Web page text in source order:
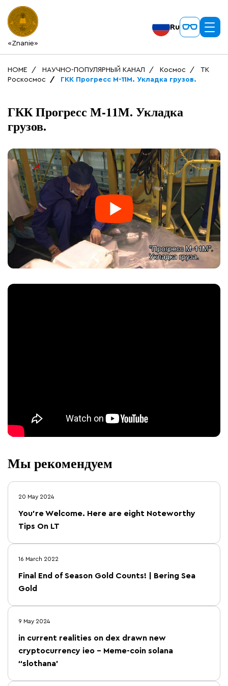
«Znanie»
Ru
HOME НАУЧНО-ПОПУЛЯРНЫЙ КАНАЛ Космос
ТК
Роскосмос
ГКК Прогресс М-11М. Укладка грузов.
ГКК Прогресс М-11М. Укладка
грузов.
Мы рекомендуем
20 May 2024
You’re Welcome. Here are eight Noteworthy
Tips On LT
16 March 2022
Final End of Season Gold Counts! | Bering Sea
Gold
9 May 2024
in current realities on dex drawn new
cryptocurrency ieo – Meme-coin solana
“slothana’